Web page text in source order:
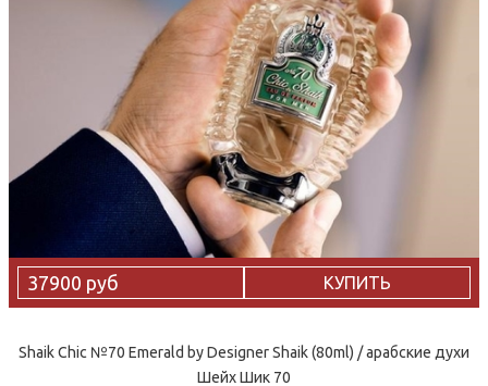
37900 руб КУПИТЬ
Shaik Chic №70 Emerald by Designer Shaik (80ml) / арабские духи
Шейх Шик 70